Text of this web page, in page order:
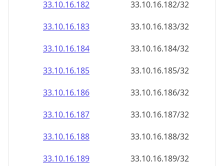
33.10.16.191
33.10.16.191/32
33.10.16.192
33.10.16.192/32
33.10.16.193
33.10.16.193/32
33.10.16.194
33.10.16.194/32
33.10.16.195
33.10.16.195/32
33.10.16.196
33.10.16.196/32
33.10.16.197
33.10.16.197/32
33.10.16.198
33.10.16.198/32